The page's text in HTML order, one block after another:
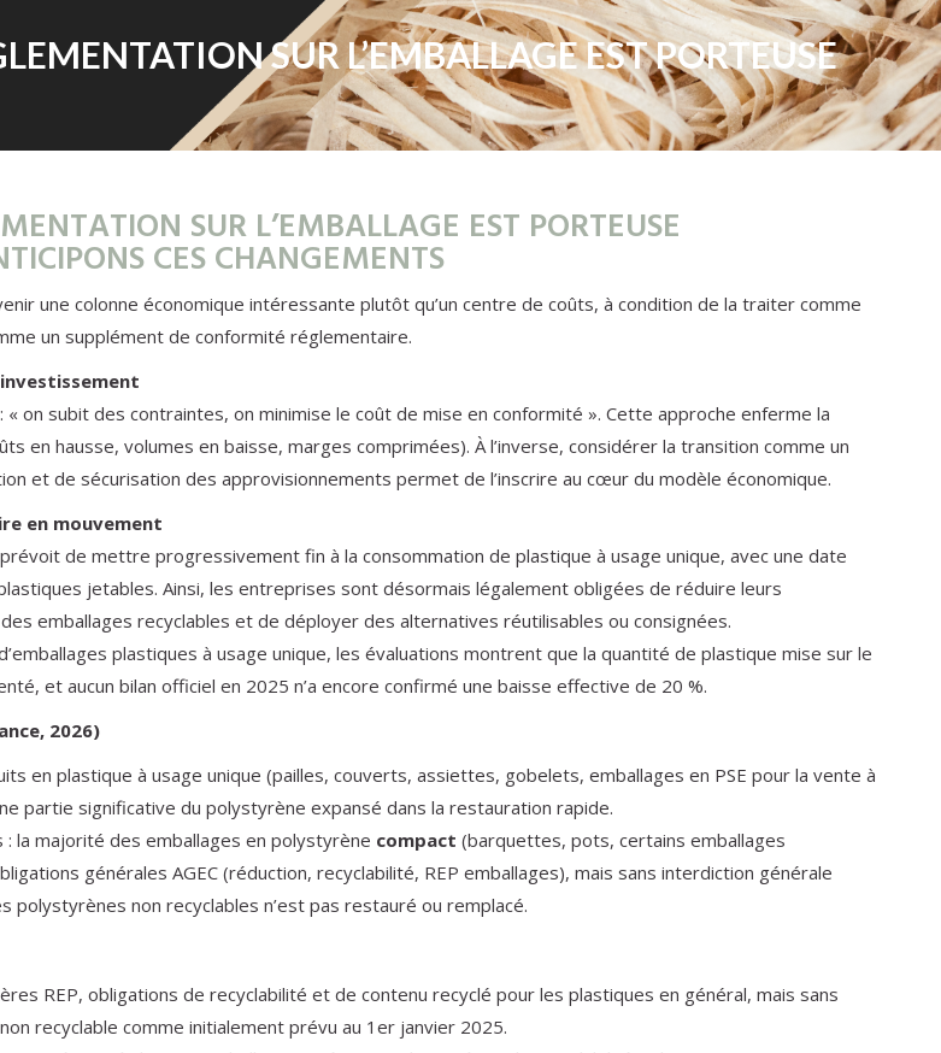
SUR L’EMBALLAGE EST PORTEUSE
SUR L’EMBALLAGE EST PORTEUSE
CES CHANGEMENTS
une colonne économique intéressante plutôt qu’un centre de coûts, à condition de la traiter comme
un supplément de conformité réglementaire.
on subit des contraintes, on minimise le coût de mise en conformité ». Cette approche enferme la
en hausse, volumes en baisse, marges comprimées). À l’inverse, considérer la transition comme un
et de sécurisation des approvisionnements permet de l’inscrire au cœur du modèle économique.
en mouvement
prévoit de mettre progressivement fin à la consommation de plastique à usage unique, avec une date
jetables. Ainsi, les entreprises sont désormais légalement obligées de réduire leurs
emballages recyclables et de déployer des alternatives réutilisables ou consignées.
plastiques à usage unique, les évaluations montrent que la quantité de plastique mise sur le
et aucun bilan officiel en 2025 n’a encore confirmé une baisse effective de 20 %.
2026)
en plastique à usage unique (pailles, couverts, assiettes, gobelets, emballages en PSE pour la vente à
partie significative du polystyrène expansé dans la restauration rapide.
la majorité des emballages en polystyrène compact (barquettes, pots, certains emballages
générales AGEC (réduction, recyclabilité, REP emballages), mais sans interdiction générale
non recyclables n’est pas restauré ou remplacé.
REP, obligations de recyclabilité et de contenu recyclé pour les plastiques en général, mais sans
recyclable comme initialement prévu au 1er janvier 2025.